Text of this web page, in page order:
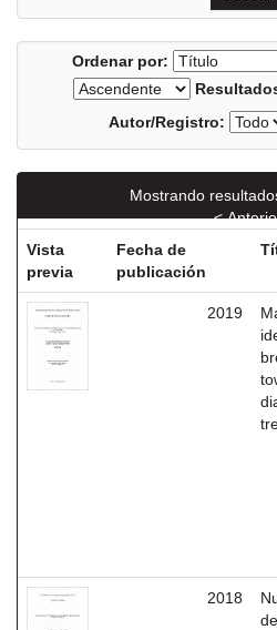
Ordenar por:
Autor/Registro:
Mostrando
<
Vista
previa
Fecha de
publicación
2019
2018